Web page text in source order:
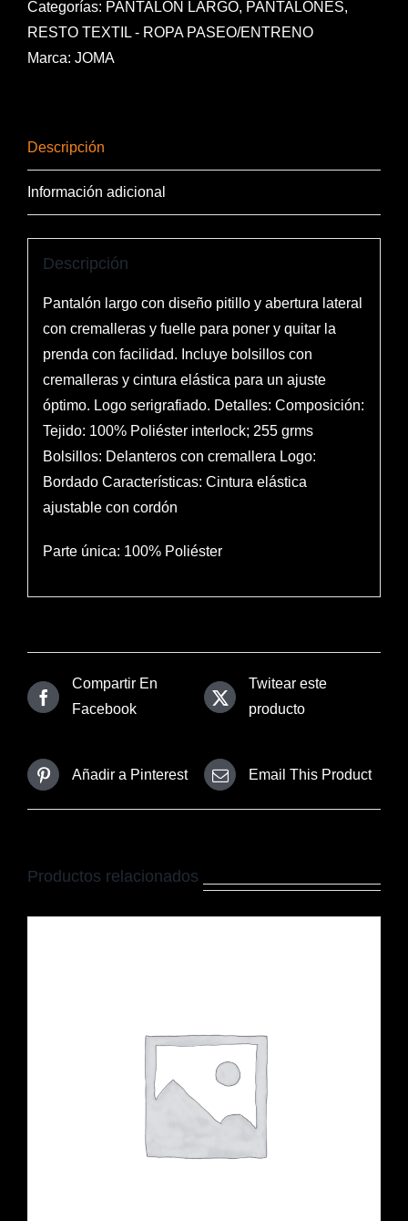
cantidad
Categorías: PANTALÓN LARGO, PANTALONES,
RESTO TEXTIL - ROPA PASEO/ENTRENO
Marca: JOMA
Descripción
Información adicional
Descripción
Pantalón largo con diseño pitillo y abertura lateral
con cremalleras y fuelle para poner y quitar la
prenda con facilidad. Incluye bolsillos con
cremalleras y cintura elástica para un ajuste
óptimo. Logo serigrafiado. Detalles: Composición:
Tejido: 100% Poliéster interlock; 255 grms
Bolsillos: Delanteros con cremallera Logo:
Bordado Características: Cintura elástica
ajustable con cordón
Parte única: 100% Poliéster
Compartir En
Facebook
Twitear este
producto
Añadir a Pinterest Email This Product
Productos relacionados